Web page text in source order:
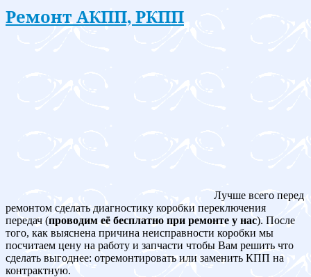
Ремонт АКПП, РКПП
Лучше всего перед
ремонтом сделать диагностику коробки переключения
передач (проводим её бесплатно при ремонте у нас). После
того, как выяснена причина неисправности коробки мы
посчитаем цену на работу и запчасти чтобы Вам решить что
сделать выгоднее: отремонтировать или заменить КПП на
контрактную.